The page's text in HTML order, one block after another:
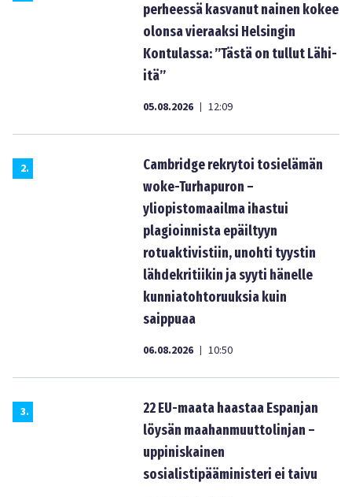
perheessä kasvanut nainen kokee
olonsa vieraaksi Helsingin
Kontulassa: ”Tästä on tullut Lähi-
itä”
05.08.2026 | 12:09
2.
Cambridge rekrytoi tosielämän
woke-Turhapuron –
yliopistomaailma ihastui
plagioinnista epäiltyyn
rotuaktivistiin, unohti tyystin
lähdekritiikin ja syyti hänelle
kunniatohtoruuksia kuin
saippuaa
06.08.2026 | 10:50
3.
22 EU-maata haastaa Espanjan
löysän maahanmuuttolinjan –
uppiniskainen
sosialistipääministeri ei taivu